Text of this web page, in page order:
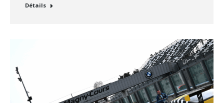
Détails